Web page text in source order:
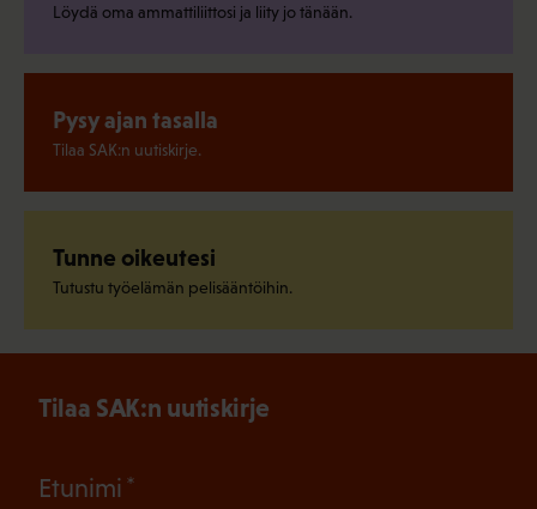
Löydä oma ammattiliittosi ja liity jo tänään.
Pysy ajan tasalla
Tilaa SAK:n uutiskirje.
Tunne oikeutesi
Tutustu työelämän pelisääntöihin.
Tilaa SAK:n uutiskirje
Etunimi